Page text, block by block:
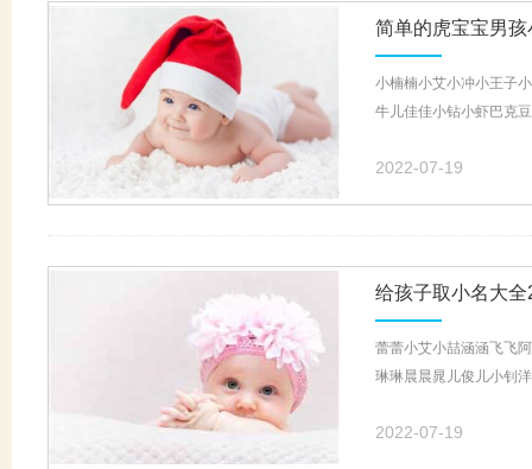
简单的虎宝宝男孩
小楠楠小艾小冲小王子
牛儿佳佳小钻小虾巴克
2022-07-19
给孩子取小名大全
蕾蕾小艾小喆涵涵飞飞
琳琳晨晨晁儿俊儿小钊
2022-07-19